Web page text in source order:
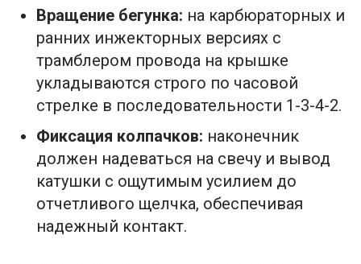
Вращение бегунка: на карбюраторных и
ранних инжекторных версиях с
трамблером провода на крышке
укладываются строго по часовой
стрелке в последовательности 1-3-4-2.
Фиксация колпачков: наконечник
должен надеваться на свечу и вывод
катушки с ощутимым усилием до
отчетливого щелчка, обеспечивая
надежный контакт.